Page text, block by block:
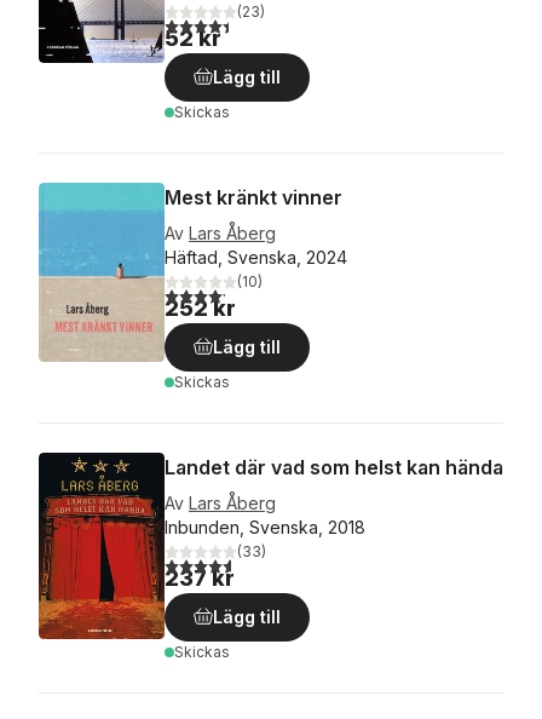
4,4utav 5 stjärnor. Totalt antal röster:
(23)
52 kr
Lägg till
Skickas
Mest kränkt vinner
Av Lars Åberg
Häftad, Svenska, 2024
4,2utav 5 stjärnor. Totalt antal röster:
(10)
252 kr
Lägg till
Skickas
Landet där vad som helst kan hända
Av Lars Åberg
Inbunden, Svenska, 2018
4,6utav 5 stjärnor. Totalt antal röster:
(33)
237 kr
Lägg till
Skickas